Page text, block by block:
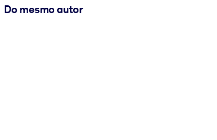
Do mesmo autor